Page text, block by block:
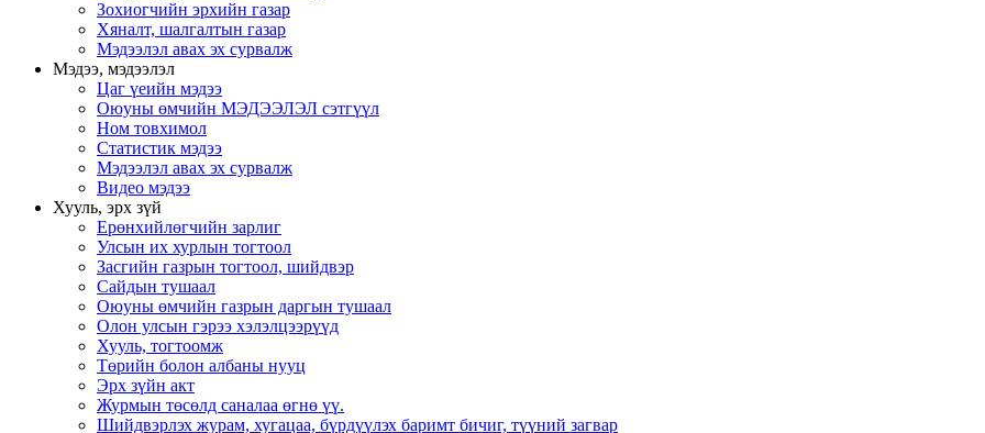
Зохиогчийн эрхийн газар
Хяналт, шалгалтын газар
Мэдээлэл авах эх сурвалж
Мэдээ, мэдээлэл
Цаг үеийн мэдээ
Оюуны өмчийн МЭДЭЭЛЭЛ сэтгүүл
Ном товхимол
Статистик мэдээ
Мэдээлэл авах эх сурвалж
Видео мэдээ
Хууль, эрх зүй
Ерөнхийлөгчийн зарлиг
Улсын их хурлын тогтоол
Засгийн газрын тогтоол, шийдвэр
Сайдын тушаал
Оюуны өмчийн газрын даргын тушаал
Олон улсын гэрээ хэлэлцээрүүд
Хууль, тогтоомж
Төрийн болон албаны нууц
Эрх зүйн акт
Журмын төсөлд саналаа өгнө үү.
Шийдвэрлэх журам, хугацаа, бүрдүүлэх баримт бичиг, түүний загвар